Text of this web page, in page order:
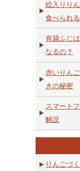
絵入りり
食べられ
有袋ふじ
なるの？
赤いりん
きの秘密
スマート
解説
りんごづ